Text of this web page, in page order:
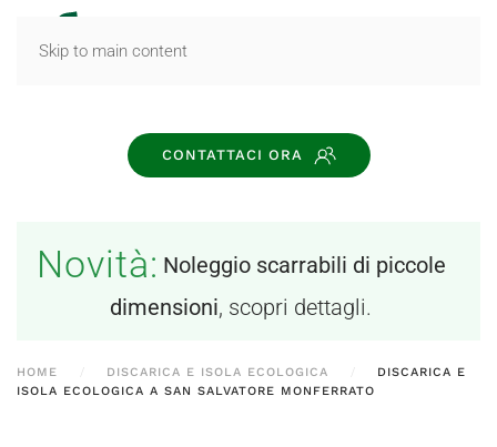
Skip to main content
CONTATTACI ORA
Novità: Noleggio scarrabili di piccole
dimensioni, scopri dettagli.
HOME DISCARICA E ISOLA ECOLOGICA
DISCARICA E
ISOLA ECOLOGICA A SAN SALVATORE MONFERRATO